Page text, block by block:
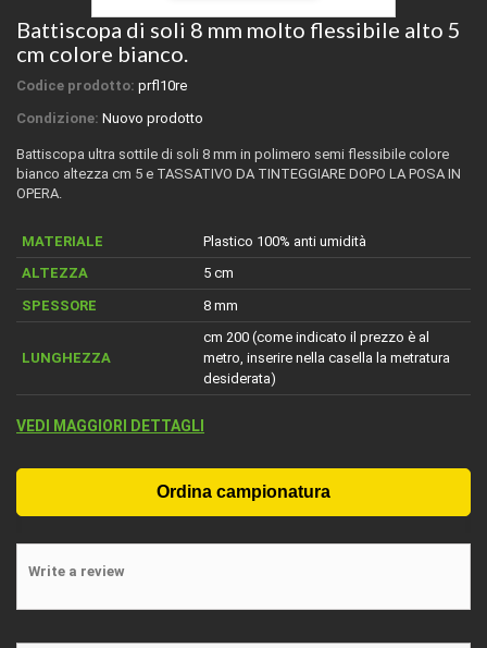
Battiscopa di soli 8 mm molto flessibile alto 5
cm colore bianco.
Codice prodotto: prfl10re
Condizione: Nuovo prodotto
Battiscopa ultra sottile di soli 8 mm in polimero semi flessibile colore
bianco altezza cm 5 e TASSATIVO DA TINTEGGIARE DOPO LA POSA IN
OPERA.
MATERIALE
Plastico 100% anti umidità
ALTEZZA
5 cm
SPESSORE
8 mm
LUNGHEZZA
cm 200 (come indicato il prezzo è al
metro, inserire nella casella la metratura
desiderata)
VEDI MAGGIORI DETTAGLI
Write a review